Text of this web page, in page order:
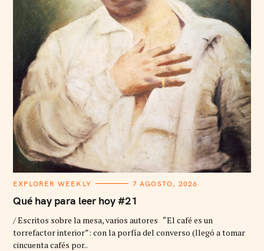
C
T
E
O
R
I
E
EXPLORER WEEKLY 7 AGOSTO, 2026
Qué hay para leer hoy #21
/ Escritos sobre la mesa, varios autores “El café es un
torrefactor interior”: con la porfía del converso (llegó a tomar
cincuenta cafés por..